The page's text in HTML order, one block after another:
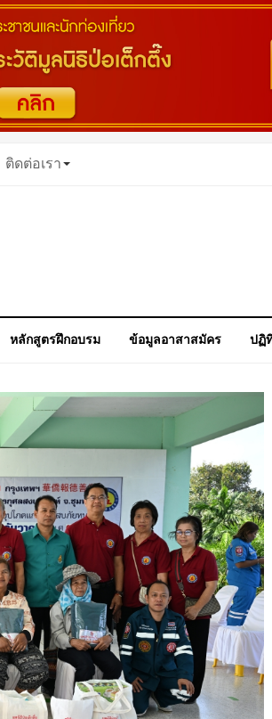
ติดต่อเรา
หลักสูตรฝึกอบรม ข้อมูลอาสาสมัคร ปฏิ